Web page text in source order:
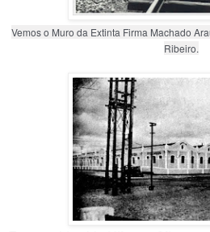
Vemos o Muro da Extinta Firma Machado
Ribeiro.